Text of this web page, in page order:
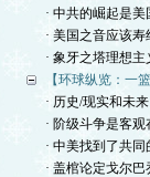
· 中共的崛起是
· 美国之音应该寿
· 象牙之塔理想
【环球纵览：一篮
· 历史/现实和未
· 阶级斗争是客观
· 中美找到了共同
· 盖棺论定戈尔巴